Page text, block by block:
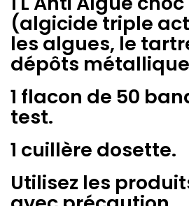
(algicide triple
les algues, le
dépôts
1 flacon de 50
test.
1 cuillère dosette.
Utilisez les